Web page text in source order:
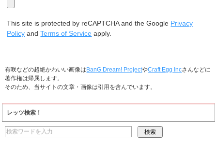
This site is protected by reCAPTCHA and the Google Privacy
Policy andTerms of Service apply.
有咲などの超絶かわいい画像はBanG Dream! ProjectやCraft Egg Incさんなどに
著作権は帰属します。
そのため、当サイトの文章・画像は引用を含んでいます。
レッツ検索！